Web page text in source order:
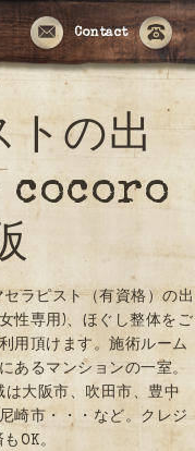
Contact
トの出
cocoro
ラピスト（有資格）の出
性専用)、ほぐし整体をご
用頂けます。施術ルーム
あるマンションの一室。
は大阪市、吹田市、豊中
崎市・・・など。クレジ
OK。